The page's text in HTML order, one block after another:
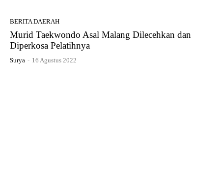
BERITA DAERAH
Murid Taekwondo Asal Malang Dilecehkan dan
Diperkosa Pelatihnya
Surya - 16 Agustus 2022